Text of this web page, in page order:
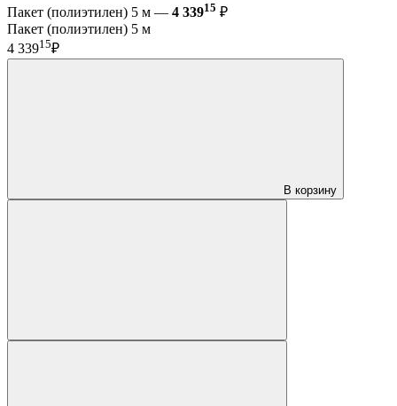
Пакет (полиэтилен) 5 м — 4 33915 ₽
Пакет (полиэтилен) 5 м
4 33915₽
В корзину